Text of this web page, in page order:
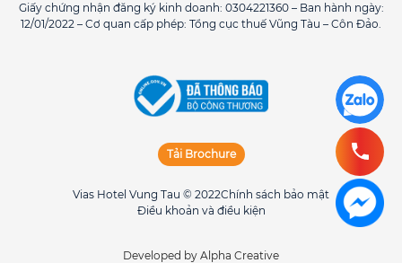
Giấy chứng nhận đăng ký kinh doanh: 0304221360 – Ban hành ngày:
12/01/2022 – Cơ quan cấp phép: Tổng cục thuế Vũng Tàu – Côn Đảo.
Tải Brochure
Vias Hotel Vung Tau © 2022Chính sách bảo mật
Điều khoản và điều kiện
Developed by Alpha Creative